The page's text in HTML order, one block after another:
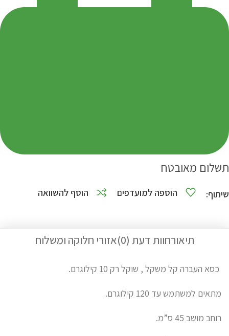
תשלום מאובטח
שיתוף: הוספה למועדפים הוסף להשוואה
תיאורחוות דעת (0) אזורי חלוקה ומשלוח
כסא העברה קל משקל , שוקל רק 10 קילוגרם.
מתאים למשתמש עד 120 קילוגרם.
רוחב מושב 45 ס”מ.